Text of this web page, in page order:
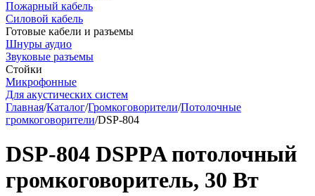
Пожарный кабель
Силовой кабель
Готовые кабели и разъемы
Шнуры аудио
Звуковые разъемы
Стойки
Микрофонные
Для акустических систем
Главная/Каталог/Громкоговорители/Потолочные
громкоговорители/DSP-804
DSP-804 DSPPA потолочный
громкоговоритель, 30 Вт